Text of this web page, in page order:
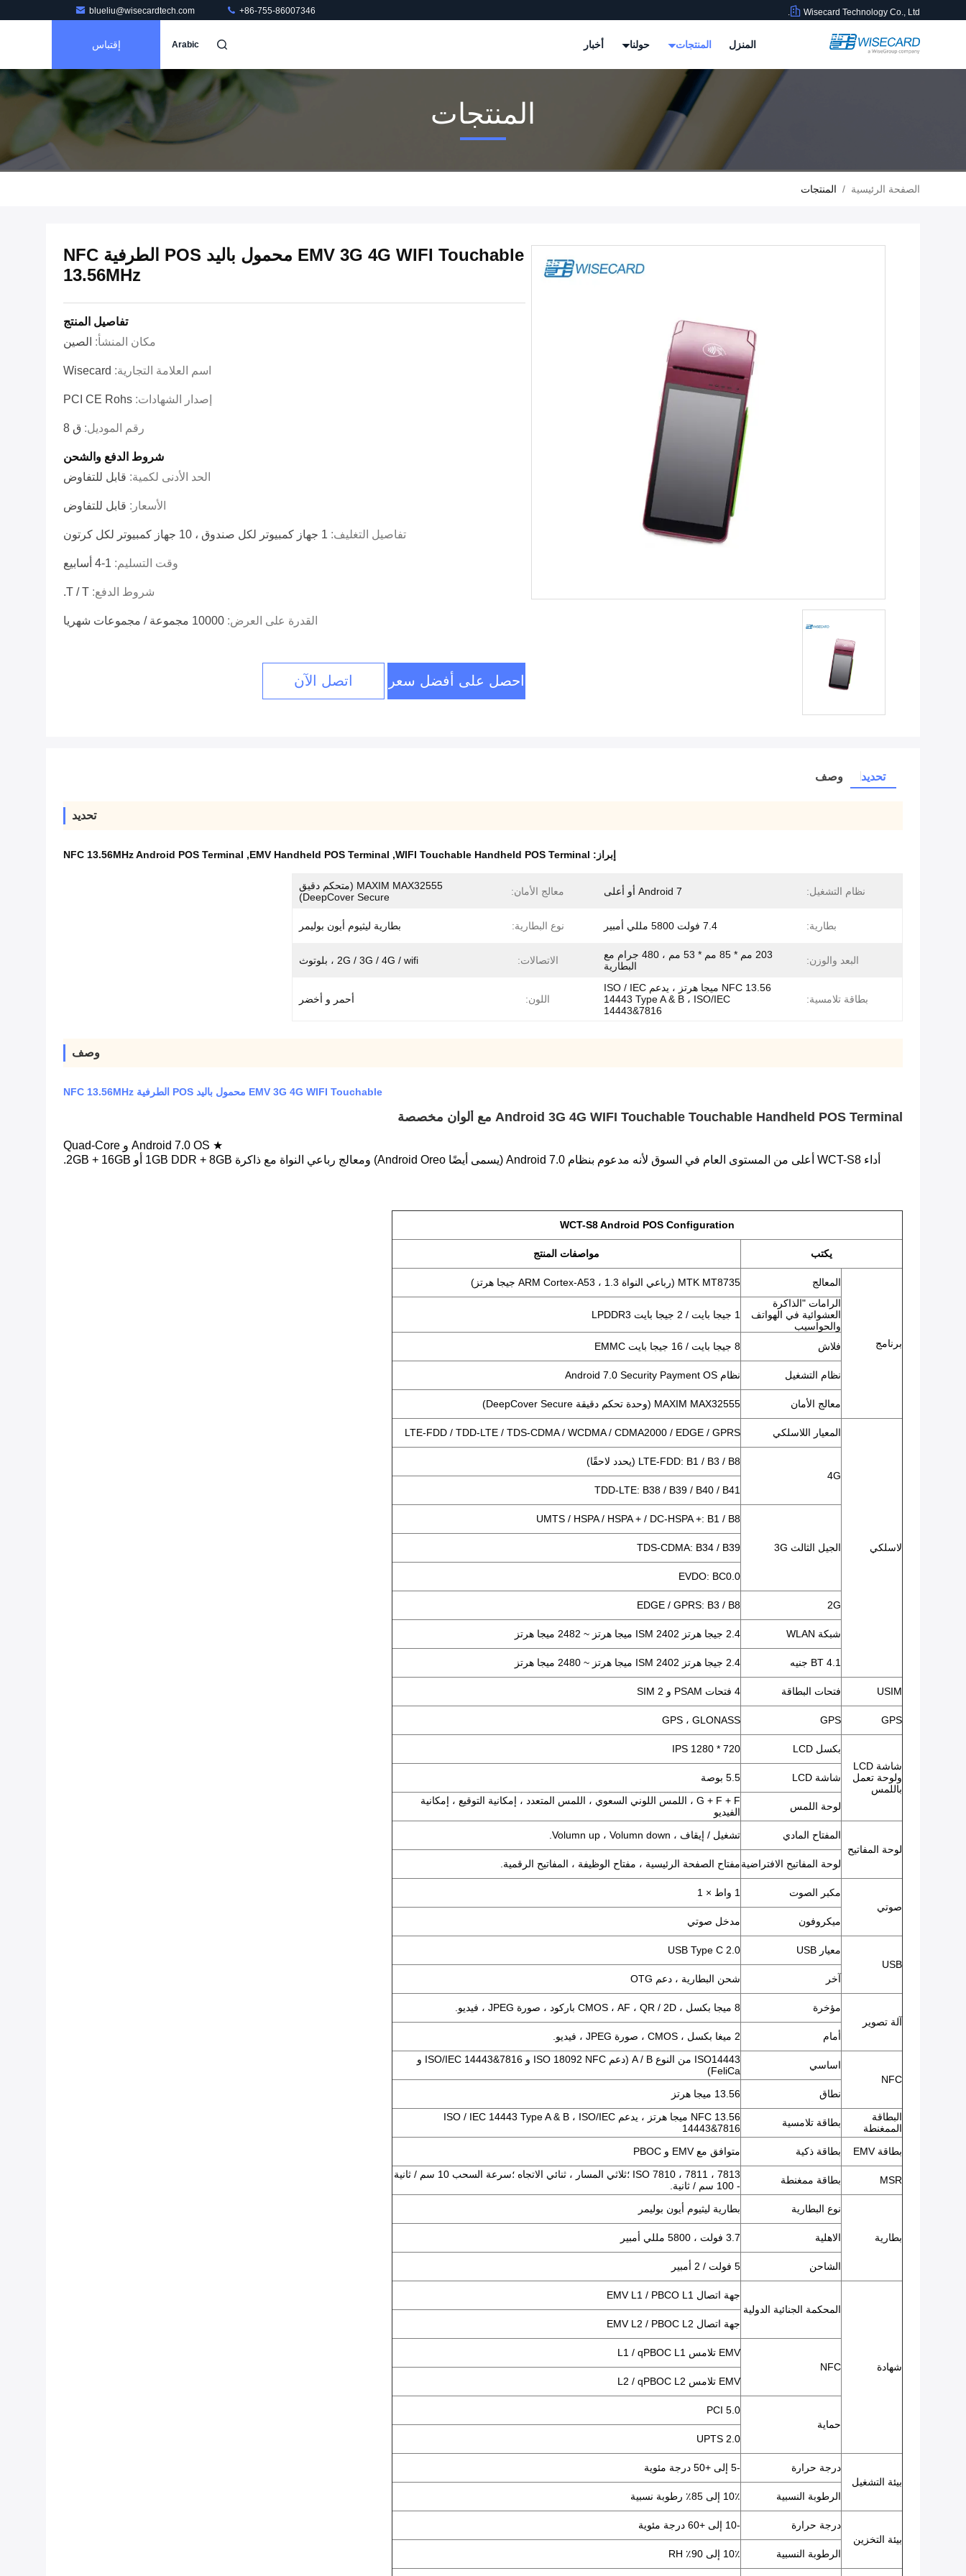
Wisecard Technology Co., Ltd.
blueliu@wisecardtech.com +86-755-86007346
المنزل المنتجات حولنا أخبار Arabic إقتباس
المنتجات
الصفحة الرئيسية / المنتجات
EMV 3G 4G WIFI Touchable محمول باليد POS الطرفية NFC
13.56MHz
تفاصيل المنتج
مكان المنشأ: الصين
اسم العلامة التجارية: Wisecard
إصدار الشهادات: PCI CE Rohs
رقم الموديل: ق 8
شروط الدفع والشحن
الحد الأدنى لكمية: قابل للتفاوض
الأسعار: قابل للتفاوض
تفاصيل التغليف: 1 جهاز كمبيوتر لكل صندوق ، 10 جهاز كمبيوتر لكل كرتون
وقت التسليم: 1-4 أسابيع
شروط الدفع: T / T.
القدرة على العرض: 10000 مجموعة / مجموعات شهريا
احصل على أفضل سعر اتصل الآن
تحديد وصف
تحديد
إبراز: WIFI Touchable Handheld POS Terminal
,
EMV Handheld POS Terminal
,
NFC 13.56MHz Android POS Terminal
نظام التشغيل: Android 7 أو أعلى معالج الأمان:
MAXIM MAX32555 (متحكم دقيق
DeepCover Secure)
بطارية: 7.4 فولت 5800 مللي أمبير نوع البطارية: بطارية ليثيوم أيون بوليمر
البعد والوزن:
203 مم * 85 مم * 53 مم ، 480 جرام مع
البطارية
الاتصالات: 2G / 3G / 4G / wifi ، بلوتوث
بطاقة تلامسية:
NFC 13.56 ميجا هرتز ، يدعم ISO / IEC
14443 Type A & B ، ISO/IEC
14443&7816
اللون: أحمر و أخضر
وصف
EMV 3G 4G WIFI Touchable محمول باليد POS الطرفية NFC 13.56MHz
Android 3G 4G WIFI Touchable Touchable Handheld POS Terminal مع ألوان مخصصة
★ Android 7.0 OS و Quad-Core
أداء WCT-S8 أعلى من المستوى العام في السوق لأنه مدعوم بنظام Android 7.0 (يسمى أيضًا Android Oreo) ومعالج رباعي النواة مع ذاكرة 1GB DDR + 8GB أو 2GB + 16GB.
WCT-S8 Android POS Configuration
يكتب مواصفات المنتج
برنامج
المعالج
MTK MT8735 (رباعي النواة ARM Cortex-A53 ، 1.3 جيجا هرتز)
الرامات "الذاكرة
العشوائية في الهواتف
والحواسيب
1 جيجا بايت / 2 جيجا بايت LPDDR3
فلاش 8 جيجا بايت / 16 جيجا بايت EMMC
نظام التشغيل نظام Android 7.0 Security Payment OS
معالج الأمان MAXIM MAX32555 (وحدة تحكم دقيقة DeepCover Secure)
لاسلكي
المعيار اللاسلكي LTE-FDD / TDD-LTE / TDS-CDMA / WCDMA / CDMA2000 / EDGE / GPRS
4G
LTE-FDD: B1 / B3 / B8 (يحدد لاحقًا)
TDD-LTE: B38 / B39 / B40 / B41
الجيل الثالث 3G
UMTS / HSPA / HSPA + / DC-HSPA +: B1 / B8
TDS-CDMA: B34 / B39
EVDO: BC0.0
2G
EDGE / GPRS: B3 / B8
شبكة WLAN 2.4 جيجا هرتز ISM 2402 ميجا هرتز ~ 2482 ميجا هرتز
BT 4.1 جنيه 2.4 جيجا هرتز ISM 2402 ميجا هرتز ~ 2480 ميجا هرتز
USIM فتحات البطاقة 4 فتحات PSAM و 2 SIM
GPS
GPS GPS ، GLONASS
شاشة LCD
ولوحة تعمل
باللمس
بكسل LCD 720 * 1280 IPS
شاشة LCD 5.5 بوصة
لوحة اللمس
G + F + F ، اللمس اللوني السعوي ، اللمس المتعدد ، إمكانية التوقيع ، إمكانية
الفيديو
لوحة المفاتيح
المفتاح المادي تشغيل / إيقاف ، Volumn up ، Volumn down.
لوحة المفاتيح الافتراضيةمفتاح الصفحة الرئيسية ، مفتاح الوظيفة ، المفاتيح الرقمية.
صوتي
مكبر الصوت 1 واط × 1
ميكروفون مدخل صوتي
USB
معيار USB USB Type C 2.0
آخر شحن البطارية ، دعم OTG
آلة تصوير
مؤخرة 8 ميجا بكسل ، CMOS ، AF ، QR / 2D باركود ، صورة JPEG ، فيديو.
أمام 2 ميغا بكسل ، CMOS ، صورة JPEG ، فيديو.
NFC
اساسي
ISO14443 من النوع A / B (دعم ISO 18092 NFC و ISO/IEC 14443&7816 و
FeliCa)
نطاق
13.56 ميجا هرتز
البطاقة
الممغنطة
بطاقة تلامسية
NFC 13.56 ميجا هرتز ، يدعم ISO / IEC 14443 Type A & B ، ISO/IEC
14443&7816
بطاقة EMV
بطاقة ذكية متوافق مع EMV و PBOC
MSR بطاقة ممغنطة
ISO 7810 ، 7811 ، 7813 ؛ثلاثي المسار ، ثنائي الاتجاه ؛سرعة السحب 10 سم / ثانية
- 100 سم / ثانية.
بطارية
نوع البطارية بطارية ليثيوم أيون بوليمر
الاهلية 3.7 فولت ، 5800 مللي أمبير
الشاحن 5 فولت / 2 أمبير
شهادة
المحكمة الجنائية الدولية
جهة اتصال EMV L1 / PBCO L1
جهة اتصال EMV L2 / PBOC L2
NFC
EMV تلامس L1 / qPBOC L1
EMV تلامس L2 / qPBOC L2
حماية
PCI 5.0
UPTS 2.0
بيئة التشغيل
درجة حرارة -5 إلى +50 درجة مئوية
الرطوبة النسبية 10٪ إلى 85٪ رطوبة نسبية
بيئة التخزين
درجة حرارة -10 إلى +60 درجة مئوية
الرطوبة النسبية 10٪ إلى 90٪ RH